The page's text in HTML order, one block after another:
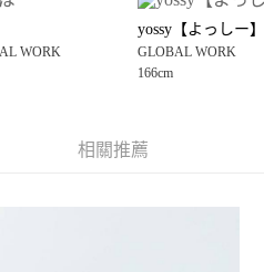
大用戶可立即使用無須另外申請。
單成立後會自動跳轉到大哥付的交易
期數、繳款截止日，確認付款後即完
示未達大哥付你分期系統評分，恕無
，即可結帳。
WORK
yossy【よっしー】
GLOBAL WORK
166cm
相關推薦